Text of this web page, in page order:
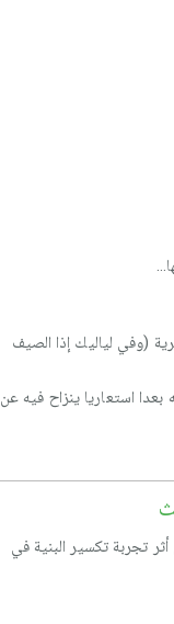
(وفي لياليك إذا الصيف
استعاريا ينزاح فيه عن
تجربة تكسير البنية في